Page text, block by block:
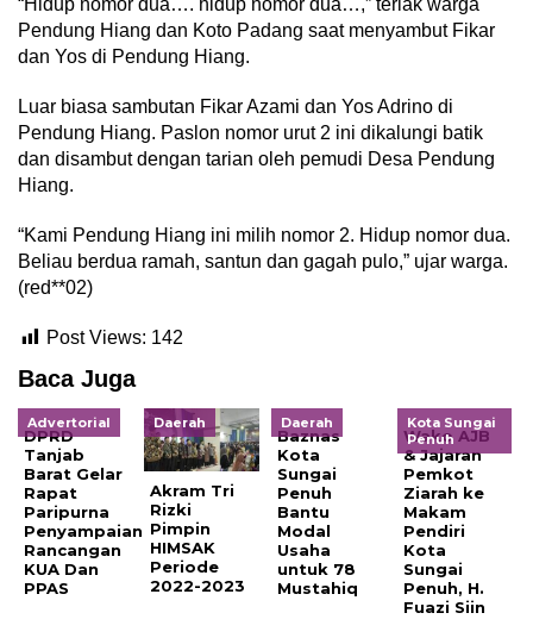
“Hidup nomor dua…. hidup nomor dua…,” teriak warga
Pendung Hiang dan Koto Padang saat menyambut Fikar
dan Yos di Pendung Hiang.
Luar biasa sambutan Fikar Azami dan Yos Adrino di
Pendung Hiang. Paslon nomor urut 2 ini dikalungi batik
dan disambut dengan tarian oleh pemudi Desa Pendung
Hiang.
“Kami Pendung Hiang ini milih nomor 2. Hidup nomor dua.
Beliau berdua ramah, santun dan gagah pulo,” ujar warga.
(red**02)
Post Views: 142
Baca Juga
Advertorial
DPRD
Tanjab
Barat Gelar
Rapat
Paripurna
Penyampaian
Rancangan
KUA Dan
PPAS
Daerah
Akram Tri
Rizki
Pimpin
HIMSAK
Periode
2022-2023
Daerah
Baznas
Kota
Sungai
Penuh
Bantu
Modal
Usaha
untuk 78
Mustahiq
Kota Sungai
Penuh
Wako AJB
& Jajaran
Pemkot
Ziarah ke
Makam
Pendiri
Kota
Sungai
Penuh, H.
Fuazi Siin